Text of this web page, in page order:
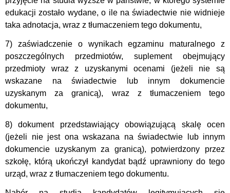
edukacji zostało wydane, o ile na świadectwie nie widnieje
taka adnotacja, wraz z tłumaczeniem tego dokumentu,
7) zaświadczenie o wynikach egzaminu maturalnego z
poszczególnych przedmiotów, suplement obejmujący
przedmioty wraz z uzyskanymi ocenami (jeżeli nie są
wskazane na świadectwie lub innym dokumencie
uzyskanym za granicą), wraz z tłumaczeniem tego
dokumentu,
8) dokument przedstawiający obowiązującą skalę ocen
(jeżeli nie jest ona wskazana na świadectwie lub innym
dokumencie uzyskanym za granicą), potwierdzony przez
szkołę, którą ukończył kandydat bądź uprawniony do tego
urząd, wraz z tłumaczeniem tego dokumentu.